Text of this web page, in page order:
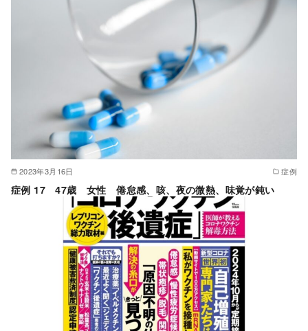
2023年3月16日 症例
症例 17 47歳 女性 倦怠感、咳、夜の微熱、味覚が鈍い